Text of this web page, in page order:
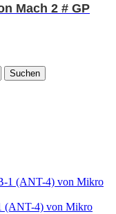
Mach 2 # GP
Suchen
(ANT-4) von Mikro